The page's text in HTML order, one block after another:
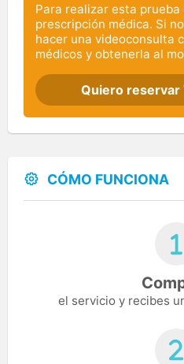
Para realizar esta
prescripción médica. Si
hacer una videoconsulta
médicos y obtenerla al
Quiero reservar
CÓMO FUNCIONA
el servicio y recibes